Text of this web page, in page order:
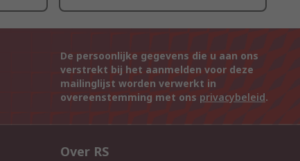
De persoonlijke gegevens die u aan ons
verstrekt bij het aanmelden voor deze
mailinglijst worden verwerkt in
overeenstemming met ons privacybeleid.
Over RS